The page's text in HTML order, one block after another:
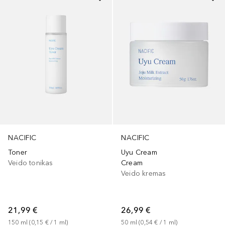
NACIFIC
Toner
Veido tonikas
21,99 €
150 ml (0,15 € / 1 ml)
NACIFIC
Uyu Cream
Cream
Veido kremas
26,99 €
50 ml (0,54 € / 1 ml)